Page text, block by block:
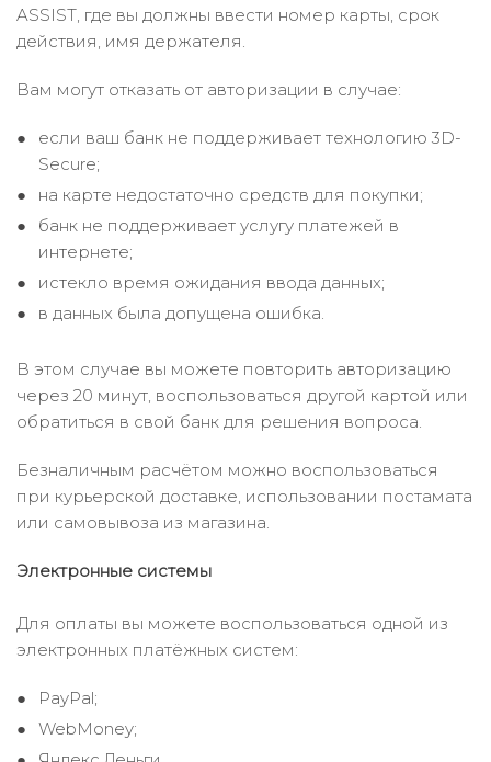
ASSIST, где вы должны ввести номер карты, срок
действия, имя держателя.
Вам могут отказать от авторизации в случае:
если ваш банк не поддерживает технологию 3D-
Secure;
на карте недостаточно средств для покупки;
банк не поддерживает услугу платежей в
интернете;
истекло время ожидания ввода данных;
в данных была допущена ошибка.
В этом случае вы можете повторить авторизацию
через 20 минут, воспользоваться другой картой или
обратиться в свой банк для решения вопроса.
Безналичным расчётом можно воспользоваться
при курьерской доставке, использовании постамата
или самовывоза из магазина.
Электронные системы
Для оплаты вы можете воспользоваться одной из
электронных платёжных систем:
PayPal;
WebMoney;